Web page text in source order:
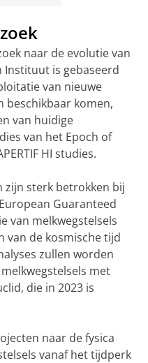
naar de evolutie van
Instituut is gebaseerd
van nieuwe
beschikbaar komen,
van huidige
van het Epoch of
HI studies.
zijn sterk betrokken bij
Guaranteed
van melkwegstelsels
van de kosmische tijd
zullen worden
met
die in 2023 is
naar de fysica
vanaf het tijdperk